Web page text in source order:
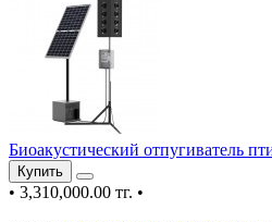
Биоакустический отпугиватель
Купить
• 3,310,000.00 тг. •